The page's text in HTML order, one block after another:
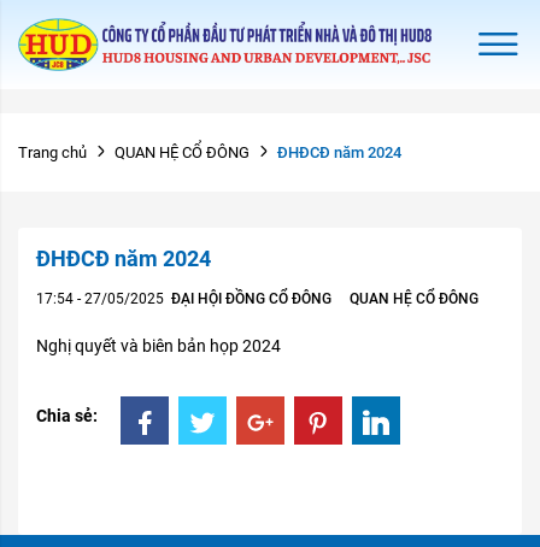
Trang chủ QUAN HỆ CỔ ĐÔNG ĐHĐCĐ năm 2024
ĐHĐCĐ năm 2024
17:54 - 27/05/2025 ĐẠI HỘI ĐỒNG CỔ ĐÔNG QUAN HỆ CỔ ĐÔNG
Nghị quyết và biên bản họp 2024
Chia sẻ: